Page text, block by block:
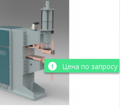
Цена по запросу